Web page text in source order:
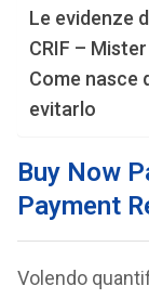
Le evidenze
CRIF –
Come nasce
evitarlo
Buy Now
Payment
Volendo